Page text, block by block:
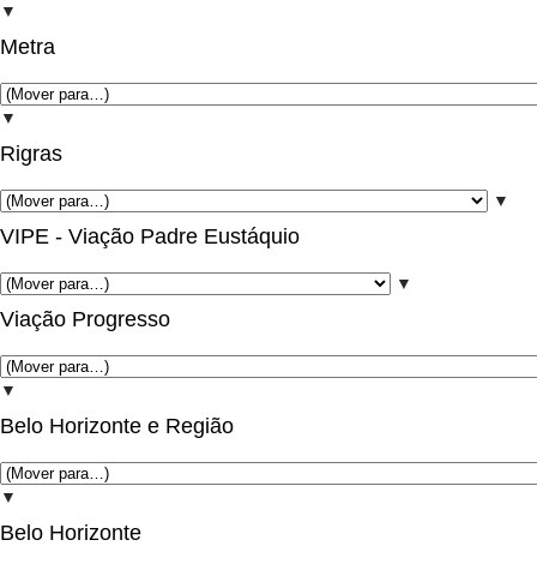
▼
Metra
▼
Rigras
▼
VIPE - Viação Padre Eustáquio
▼
Viação Progresso
▼
Belo Horizonte e Região
▼
Belo Horizonte